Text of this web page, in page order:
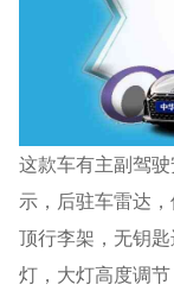
这款车有主副驾
示，后驻车雷达
顶行李架，无钥
灯，大灯高度调